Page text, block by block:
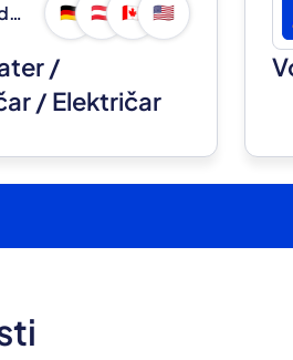
Lumerix d.o.o. 🇩🇪 🇦🇹 🇨🇦 🇺🇸
/
/ Električar